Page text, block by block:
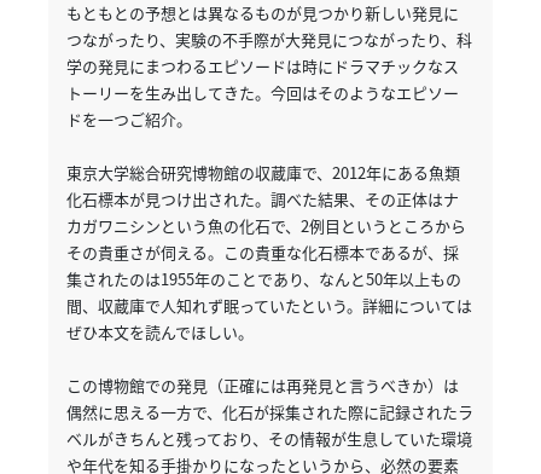
寄
稿/
取
材
記
事
の
一
覧
へ
パ
ト
ロ
ン
募
もともとの予想とは異なるものが見つかり新しい発見に
つながったり、実験の不手際が大発見につながったり、科
学の発見にまつわるエピソードは時にドラマチックなス
トーリーを生み出してきた。今回はそのようなエピソー
ドを一つご紹介。
東京大学総合研究博物館の収蔵庫で、2012年にある魚類
化石標本が見つけ出された。調べた結果、その正体はナ
カガワニシンという魚の化石で、2例目というところから
その貴重さが伺える。 この貴重な化石標本であるが、採
集されたのは1955年のことであり、なんと50年以上もの
間、収蔵庫で人知れず眠っていたという。詳細については
ぜひ本文を読んでほしい。
この博物館での発見（正確には再発見と言うべきか）は
偶然に思える一方で、化石が採集された際に記録されたラ
ベルがきちんと残っており、その情報が生息していた環境
や年代を知る手掛かりになったというから、必然の要素